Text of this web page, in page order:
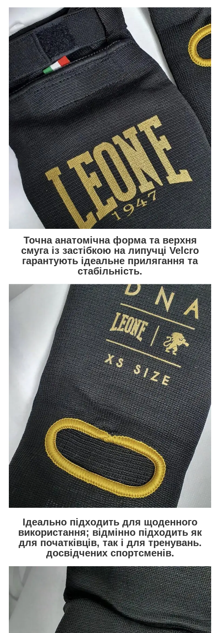
Точна анатомічна форма та верхня
смуга із застібкою на липучці Velcro
гарантують ідеальне прилягання та
стабільність.
Ідеально підходить для щоденного
використання; відмінно підходить як
для початківців, так і для тренувань.
досвідчених спортсменів.